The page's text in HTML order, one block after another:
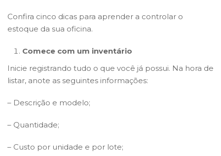
Confira cinco dicas para aprender a controlar o
estoque da sua oficina.
Comece com um inventário
Inicie registrando tudo o que você já possui. Na hora de
listar, anote as seguintes informações:
– Descrição e modelo;
– Quantidade;
– Custo por unidade e por lote;